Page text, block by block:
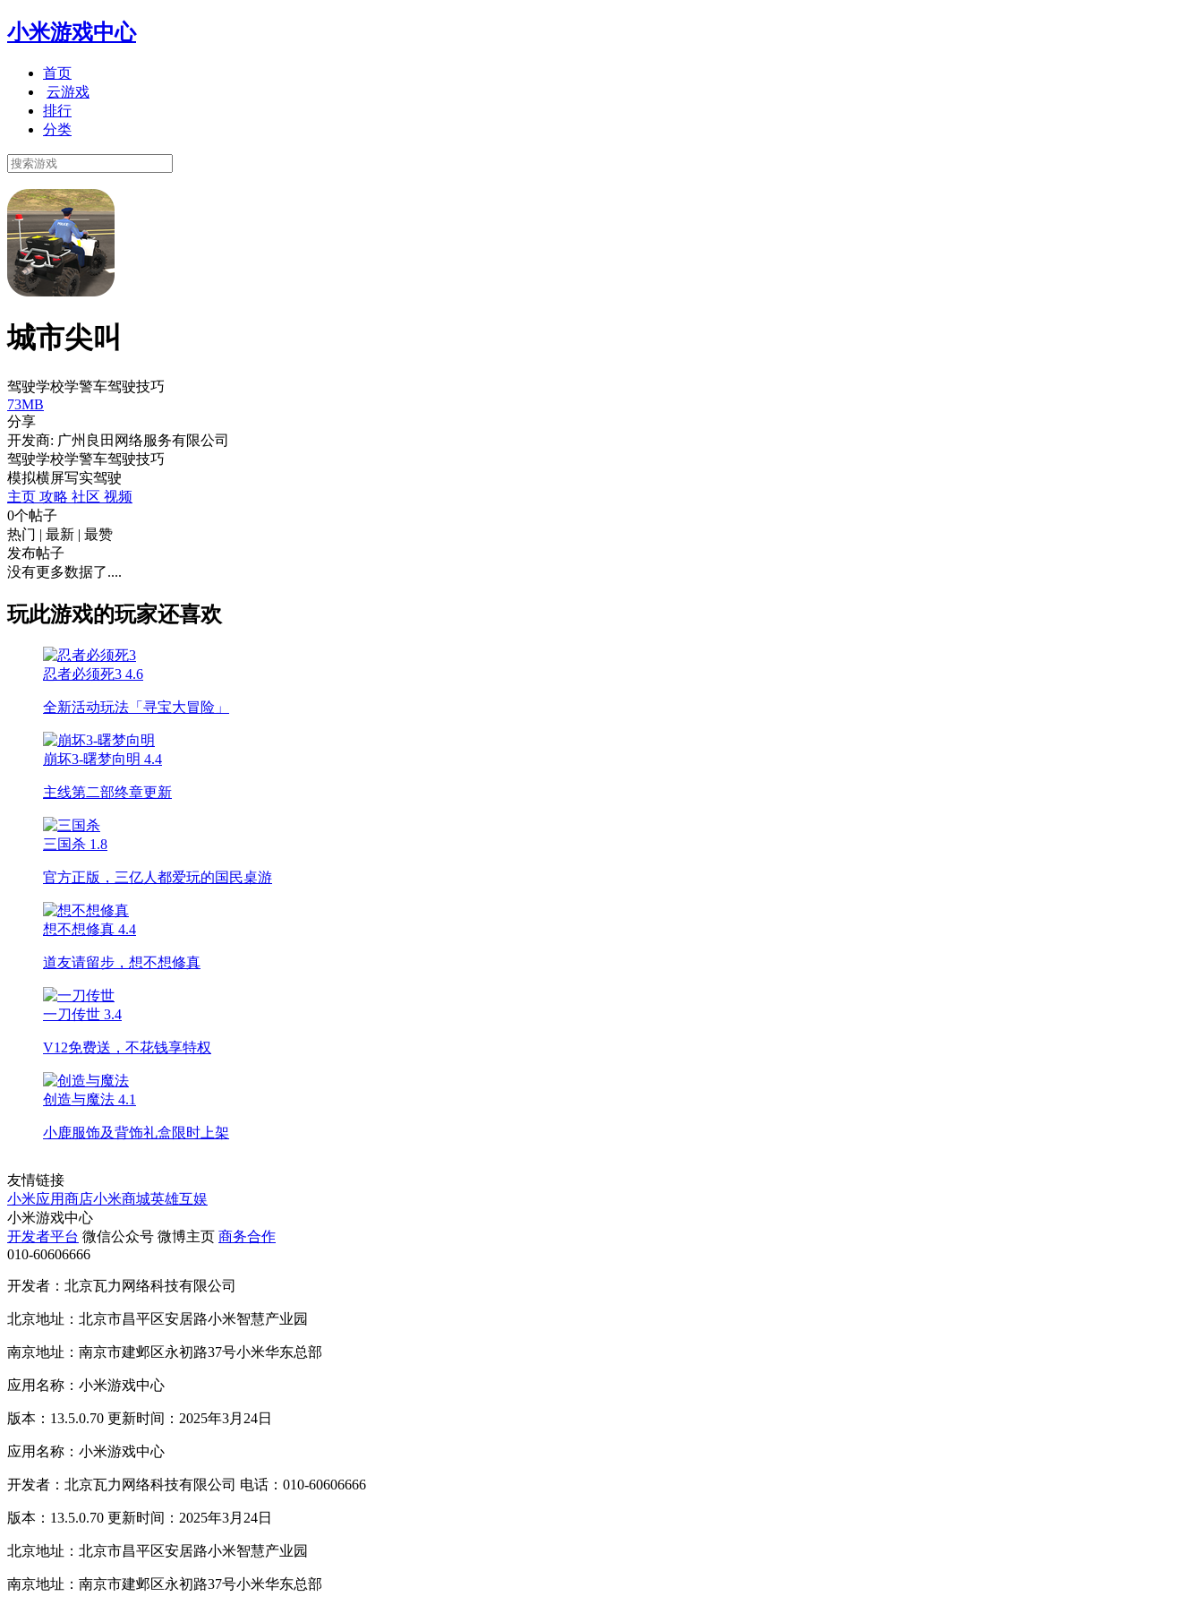
小米游戏中心
首页
云游戏
排行
分类
城市尖叫
驾驶学校学警车驾驶技巧
73MB
分享
开发商: 广州良田网络服务有限公司
驾驶学校学警车驾驶技巧
模拟横屏写实驾驶
主页 攻略 社区 视频
0个帖子
热门 | 最新 | 最赞
发布帖子
没有更多数据了....
玩此游戏的玩家还喜欢
忍者必须死3 4.6
全新活动玩法「寻宝大冒险」
崩坏3-曙梦向明 4.4
主线第二部终章更新
三国杀 1.8
官方正版，三亿人都爱玩的国民桌游
想不想修真 4.4
道友请留步，想不想修真
一刀传世 3.4
V12免费送，不花钱享特权
创造与魔法 4.1
小鹿服饰及背饰礼盒限时上架
友情链接
小米应用商店小米商城英雄互娱
小米游戏中心
开发者平台 微信公众号 微博主页 商务合作
010-60606666
开发者：北京瓦力网络科技有限公司
北京地址：北京市昌平区安居路小米智慧产业园
南京地址：南京市建邺区永初路37号小米华东总部
应用名称：小米游戏中心
版本：13.5.0.70 更新时间：2025年3月24日
应用名称：小米游戏中心
开发者：北京瓦力网络科技有限公司 电话：010-60606666
版本：13.5.0.70 更新时间：2025年3月24日
北京地址：北京市昌平区安居路小米智慧产业园
南京地址：南京市建邺区永初路37号小米华东总部